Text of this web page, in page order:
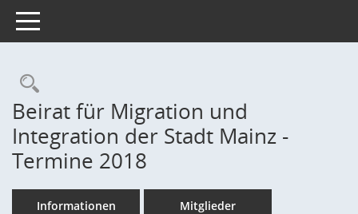
Toggle navigation
Rechercheauswahl
Beirat für Migration und
Integration der Stadt Mainz -
Termine 2018
Informationen Mitglieder